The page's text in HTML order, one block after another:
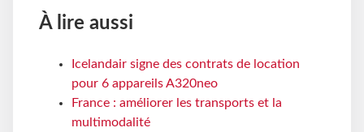
À lire aussi
Icelandair signe des contrats de location
pour 6 appareils A320neo
France : améliorer les transports et la
multimodalité